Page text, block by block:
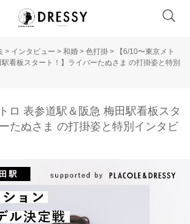
> インタビュー > 和婚 > 色打掛 >
【6/10〜東京メト
看板スタート！】ライバーたぬさま の打掛姿と特別
ロ 表参道駅＆阪急 梅田駅看板スタ
たぬさま の打掛姿と特別インタビ